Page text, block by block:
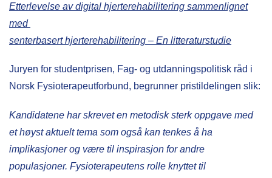
Etterlevelse av digital hjerterehabilitering sammenlignet
med
senterbasert hjerterehabilitering – En litteraturstudie
Juryen for studentprisen, Fag- og utdanningspolitisk råd i
Norsk Fysioterapeutforbund, begrunner pristildelingen slik:
Kandidatene har skrevet en metodisk sterk oppgave med
et høyst aktuelt tema som også kan tenkes å ha
implikasjoner og være til inspirasjon for andre
populasjoner. Fysioterapeutens rolle knyttet til